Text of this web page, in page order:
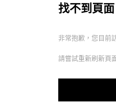
找不到頁面
非常抱歉，您目前
請嘗試重新刷新頁